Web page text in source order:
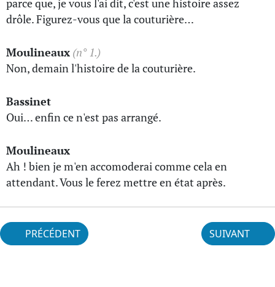
parce que, je vous l'ai dit, c'est une histoire assez
drôle. Figurez-vous que la couturière…
Moulineaux (n° 1.)
Non, demain l'histoire de la couturière.
Bassinet
Oui… enfin ce n'est pas arrangé.
Moulineaux
Ah ! bien je m'en accomoderai comme cela en
attendant. Vous le ferez mettre en état après.
PRÉCÉDENT SUIVANT